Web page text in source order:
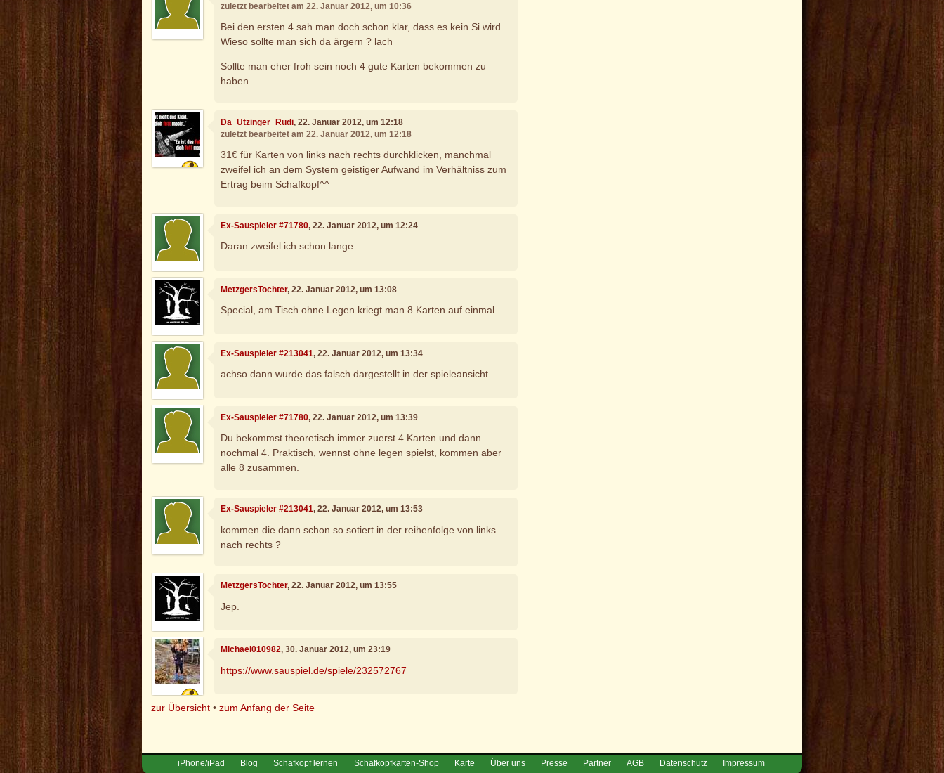
zuletzt bearbeitet am 22. Januar 2012, um 10:36
Bei den ersten 4 sah man doch schon klar, dass es kein Si wird...
Wieso sollte man sich da ärgern ? lach
Sollte man eher froh sein noch 4 gute Karten bekommen zu
haben.
Da_Utzinger_Rudi, 22. Januar 2012, um 12:18
zuletzt bearbeitet am 22. Januar 2012, um 12:18
31€ für Karten von links nach rechts durchklicken, manchmal
zweifel ich an dem System geistiger Aufwand im Verhältniss zum
Ertrag beim Schafkopf^^
Ex-Sauspieler #71780, 22. Januar 2012, um 12:24
Daran zweifel ich schon lange...
MetzgersTochter, 22. Januar 2012, um 13:08
Special, am Tisch ohne Legen kriegt man 8 Karten auf einmal.
Ex-Sauspieler #213041, 22. Januar 2012, um 13:34
achso dann wurde das falsch dargestellt in der spieleansicht
Ex-Sauspieler #71780, 22. Januar 2012, um 13:39
Du bekommst theoretisch immer zuerst 4 Karten und dann
nochmal 4. Praktisch, wennst ohne legen spielst, kommen aber
alle 8 zusammen.
Ex-Sauspieler #213041, 22. Januar 2012, um 13:53
kommen die dann schon so sotiert in der reihenfolge von links
nach rechts ?
MetzgersTochter, 22. Januar 2012, um 13:55
Jep.
Michael010982, 30. Januar 2012, um 23:19
https://www.sauspiel.de/spiele/232572767
zur Übersicht •zum Anfang der Seite
iPhone/iPad Blog Schafkopf lernen Schafkopfkarten-Shop Karte Über uns Presse Partner AGB Datenschutz Impressum